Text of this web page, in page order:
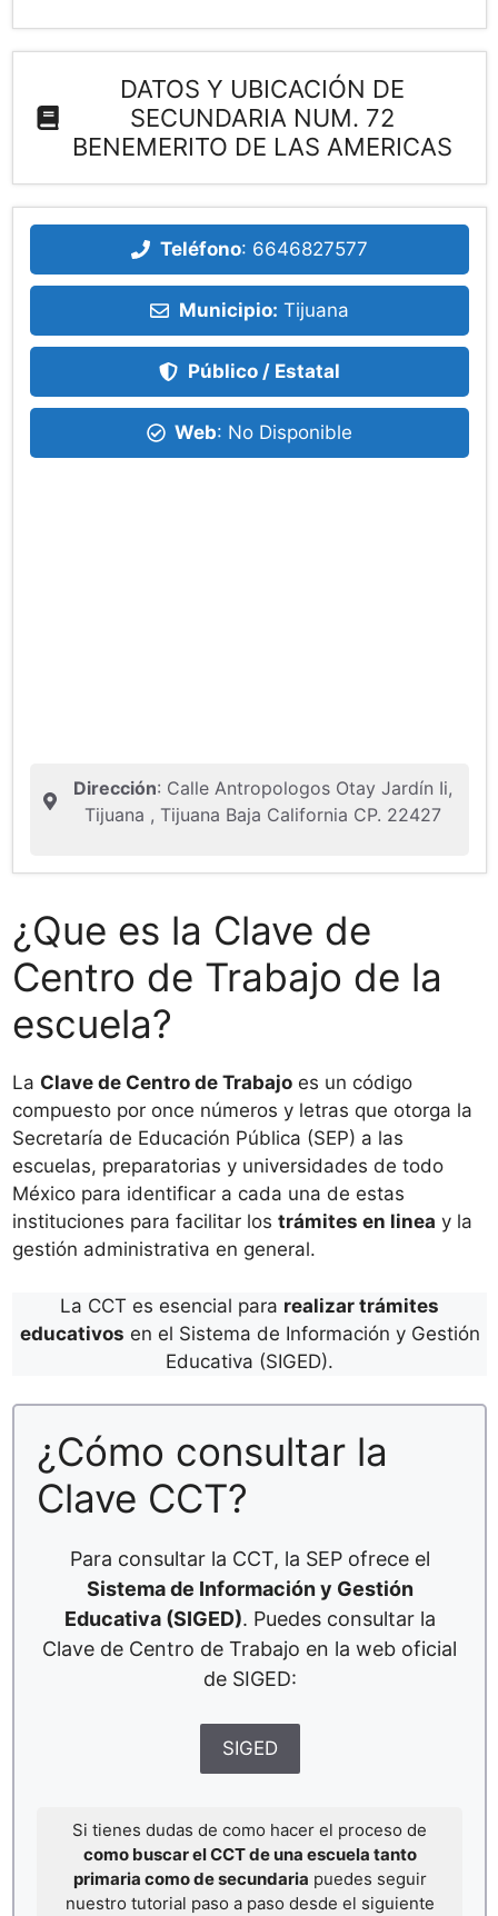
DATOS Y UBICACIÓN DE
SECUNDARIA NUM. 72
BENEMERITO DE LAS AMERICAS
Teléfono: 6646827577
Municipio: Tijuana
Público / Estatal
Web: No Disponible
Dirección: Calle Antropologos Otay Jardín Ii,
Tijuana , Tijuana Baja California CP. 22427
¿Que es la Clave de
Centro de Trabajo de la
escuela?
La Clave de Centro de Trabajo es un código
compuesto por once números y letras que otorga la
Secretaría de Educación Pública (SEP) a las
escuelas, preparatorias y universidades de todo
México para identificar a cada una de estas
instituciones para facilitar los trámites en linea y la
gestión administrativa en general.
La CCT es esencial para realizar trámites
educativos en el Sistema de Información y Gestión
Educativa (SIGED).
¿Cómo consultar la
Clave CCT?
Para consultar la CCT, la SEP ofrece el
Sistema de Información y Gestión
Educativa (SIGED). Puedes consultar la
Clave de Centro de Trabajo en la web oficial
de SIGED:
SIGED
Si tienes dudas de como hacer el proceso de
como buscar el CCT de una escuela tanto
primaria como de secundaria puedes seguir
nuestro tutorial paso a paso desde el siguiente